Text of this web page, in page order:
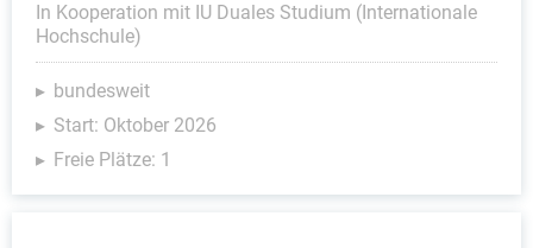
In Kooperation mit IU Duales Studium (Internationale
Hochschule)
bundesweit
Start: Oktober 2026
Freie Plätze: 1